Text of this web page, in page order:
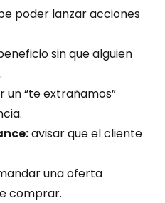
poder lanzar acciones
sin que alguien
un “te extrañamos”
avisar que el cliente
una oferta
comprar.